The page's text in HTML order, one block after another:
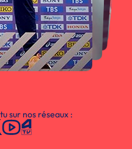
sur nos réseaux :